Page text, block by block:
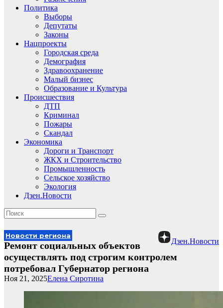
Политика
Выборы
Депутаты
Законы
Нацпроекты
Городская среда
Демография
Здравоохранение
Малый бизнес
Образование и Культура
Происшествия
ДТП
Криминал
Пожары
Скандал
Экономика
Дороги и Транспорт
ЖКХ и Строительство
Промышленность
Сельское хозяйство
Экология
Дзен.Новости
Дзен.Новости
Новости региона
Ремонт социальных объектов
осуществлять под строгим контролем
потребовал Губернатор региона
Елена Сиротина
Ноя 21, 2025